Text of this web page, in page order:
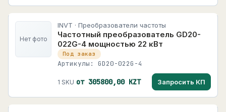
Нет фото
INVT · Преобразователи частоты
Частотный преобразователь GD20-
022G-4 мощностью 22 кВт
Под заказ
Артикулы: GD20-022G-4
1 SKU от 305800,00 KZT Запросить КП